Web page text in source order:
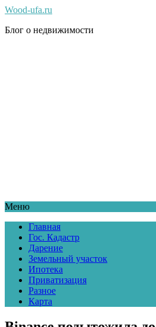
Wood-ufa.ru
Блог о недвижимости
Меню
Главная
Гос. Кадастр
Дарение
Земельный участок
Ипотека
Приватизация
Разное
Карта